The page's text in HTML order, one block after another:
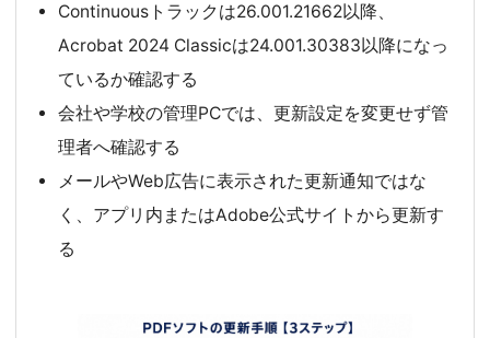
Continuousトラックは26.001.21662以降、
Acrobat 2024 Classicは24.001.30383以降になっ
ているか確認する
会社や学校の管理PCでは、更新設定を変更せず管
理者へ確認する
メールやWeb広告に表示された更新通知ではな
く、アプリ内またはAdobe公式サイトから更新す
る